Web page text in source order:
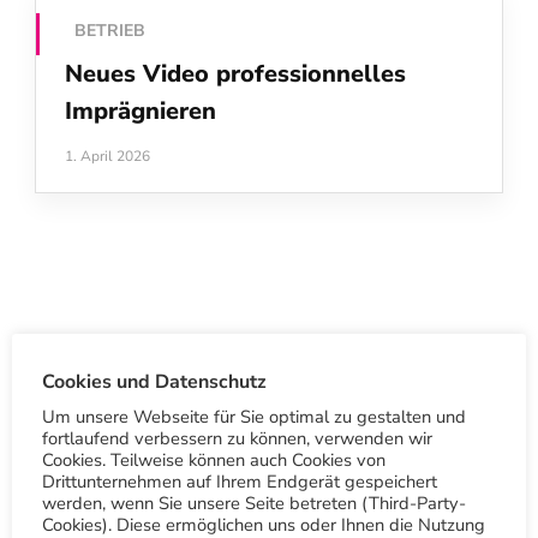
BETRIEB
Neues Video professionnelles
Imprägnieren
1. April 2026
S
u
h
e
Cookies und Datenschutz
Um unsere Webseite für Sie optimal zu gestalten und
fortlaufend verbessern zu können, verwenden wir
Cookies. Teilweise können auch Cookies von
Drittunternehmen auf Ihrem Endgerät gespeichert
werden, wenn Sie unsere Seite betreten (Third-Party-
Cookies). Diese ermöglichen uns oder Ihnen die Nutzung